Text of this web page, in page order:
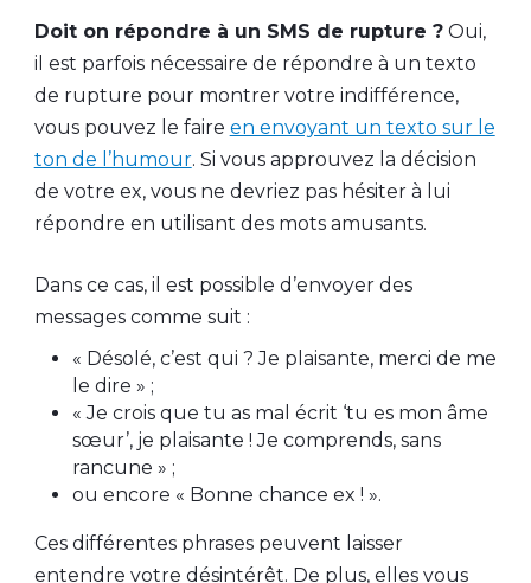
Doit on répondre à un SMS de rupture ?Oui,
il est parfois nécessaire de répondre à un texto
de rupture pour montrer votre indifférence,
vous pouvez le faire en envoyant un texto sur le
ton de l’humour. Si vous approuvez la décision
de votre ex, vous ne devriez pas hésiter à lui
répondre en utilisant des mots amusants.
Dans ce cas, il est possible d’envoyer des
messages comme suit :
« Désolé, c’est qui ? Je plaisante, merci de me
le dire » ;
« Je crois que tu as mal écrit ‘tu es mon âme
sœur’, je plaisante ! Je comprends, sans
rancune » ;
ou encore « Bonne chance ex ! ».
Ces différentes phrases peuvent laisser
entendre votre désintérêt. De plus, elles vous